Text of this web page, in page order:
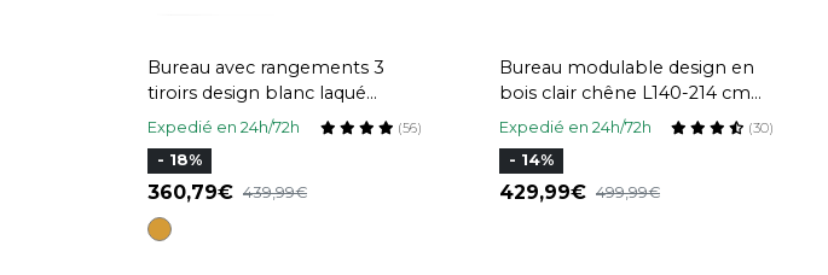
Bureau avec rangements 3
tiroirs design blanc laqué
brillant L140 cm CALIX
Expedié en 24h/72h (56)
- 18%
360,79 439,99
Bureau modulable design en
bois clair chêne L140-214 cm
MAX
Expedié en 24h/72h (30)
- 14%
429,99 499,99